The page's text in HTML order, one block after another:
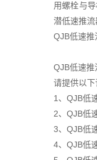
用螺栓与
潜低速推
QJB低速
QJB低速
请提供以
1、QJB低
2、QJB低
3、QJB低
4、QJB低